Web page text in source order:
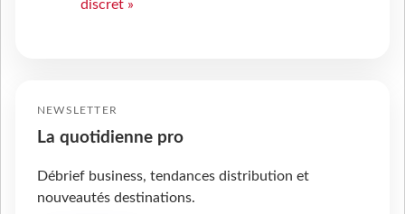
discret »
NEWSLETTER
La quotidienne pro
Débrief business, tendances distribution et
nouveautés destinations.